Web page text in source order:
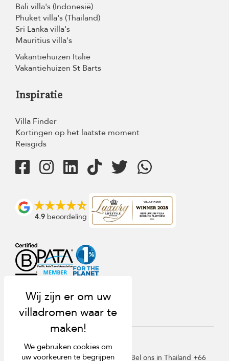
Bali villa's (Indonesië)
Phuket villa's (Thailand)
Sri Lanka villa's
Mauritius villa's
Vakantiehuizen Italië
Vakantiehuizen St Barts
Inspiratie
Villa Finder
Kortingen op het laatste moment
Reisgids
4.9 beoordeling
USD $ nl Nederlands
Copyright © 2026 Samui-Villa.com. Bel ons in Thailand +66
We gebruiken cookies om
uw voorkeuren te begrijpen